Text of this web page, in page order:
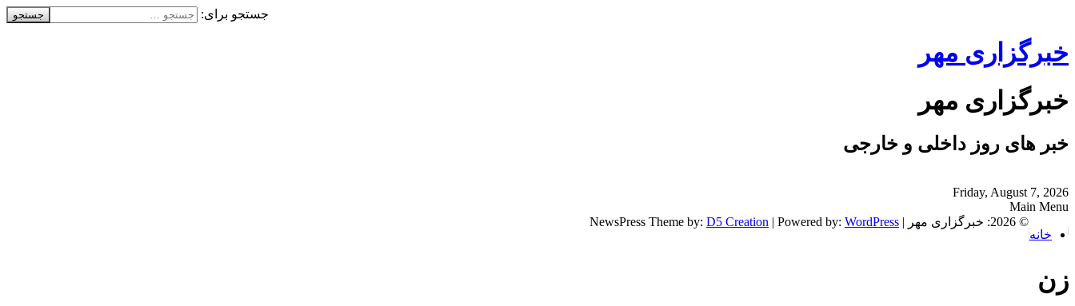
جستجو برای:
خبرگزاری مهر
خبرگزاری مهر
خبر های روز داخلی و خارجی
Friday, August 7, 2026
Main Menu
خانه
زن
© 2026: خبرگزاری مهر | NewsPress Theme by:
D5 Creation | Powered by: WordPress